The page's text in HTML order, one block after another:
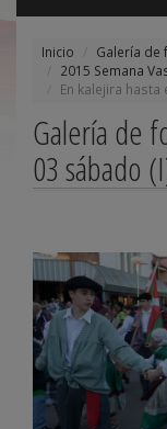
Inicio Galería de
2015 Semana
En kalejira hasta
Galería de
03 sábado